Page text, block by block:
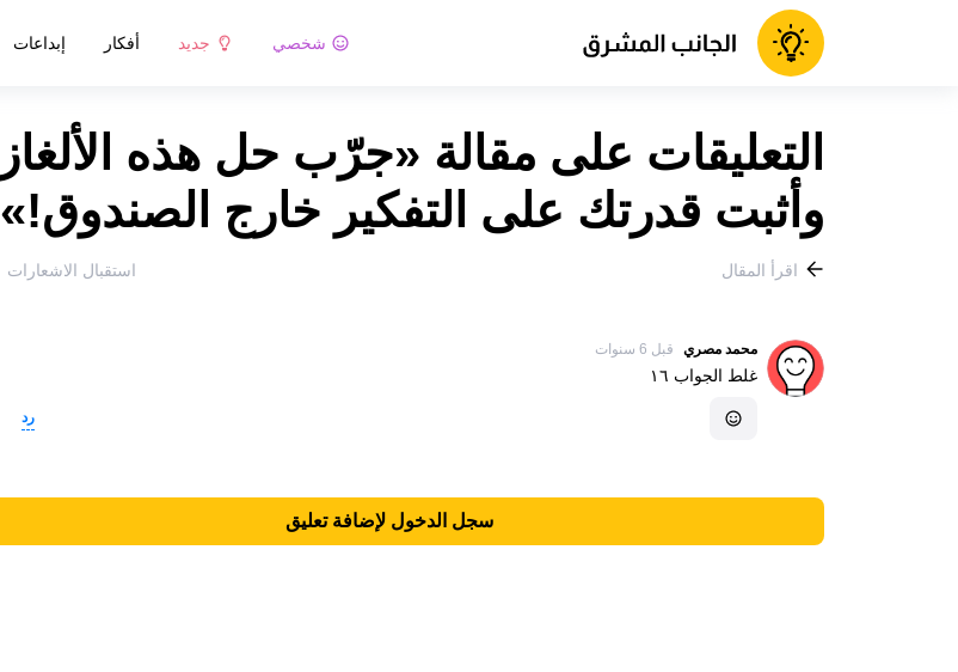
شخصي جديد أفكار إبداعات
التعليقات على مقالة «جرّب حل هذه الألغاز
وأثبت قدرتك على التفكير خارج الصندوق!»
اقرأ المقال استقبال الاشعارات
محمد مصري قبل 6 سنوات
غلط الجواب ١٦
رد
سجل الدخول لإضافة تعليق